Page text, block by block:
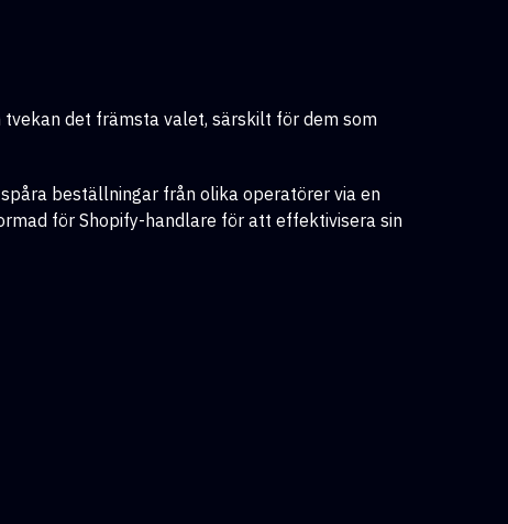
tvekan det främsta valet, särskilt för dem som
beställningar från olika operatörer via en
för Shopify-handlare för att effektivisera sin